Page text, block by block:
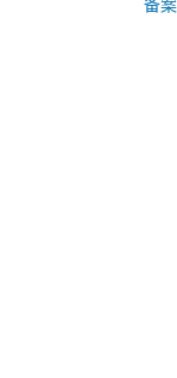
备